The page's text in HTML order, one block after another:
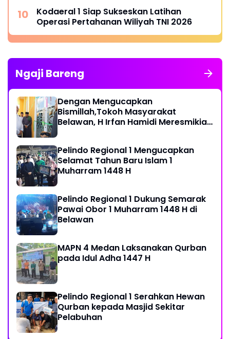
Kodaeral 1 Siap Sukseskan Latihan
Operasi Pertahanan Wiliyah TNI 2026‎
Ngaji Bareng
Dengan Mengucapkan
Bismillah,Tokoh Masyarakat
Belawan, H Irfan Hamidi Meresmikian
Pelindo Regional 1 Mengucapkan
Selamat Tahun Baru Islam 1
Muharram 1448 H
Pelindo Regional 1 Dukung Semarak
Pawai Obor 1 Muharram 1448 H di
Belawan
MAPN 4 Medan Laksanakan Qurban
pada Idul Adha 1447 H
Pelindo Regional 1 Serahkan Hewan
Qurban kepada Masjid Sekitar
Pelabuhan